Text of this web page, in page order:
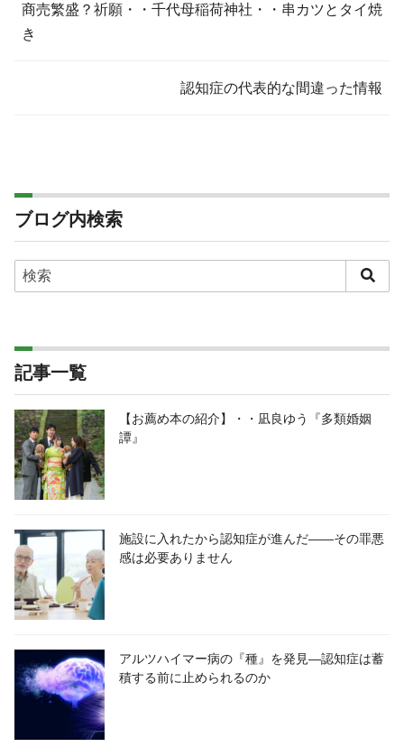
商売繁盛？祈願・・千代母稲荷神社・・串カツとタイ焼
き
認知症の代表的な間違った情報
ブログ内検索
記事一覧
【お薦め本の紹介】・・凪良ゆう『多類婚姻
譚』
施設に入れたから認知症が進んだ――その罪悪
感は必要ありません
アルツハイマー病の『種』を発見―認知症は蓄
積する前に止められるのか